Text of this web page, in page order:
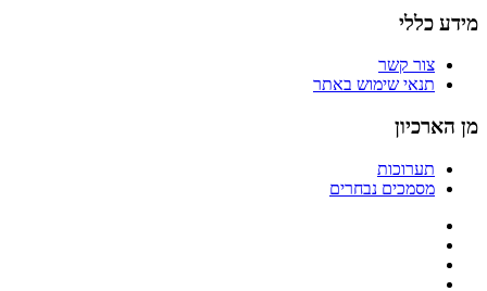
מידע כללי
צור קשר
תנאי שימוש באתר
מן הארכיון
תערוכות
מסמכים נבחרים